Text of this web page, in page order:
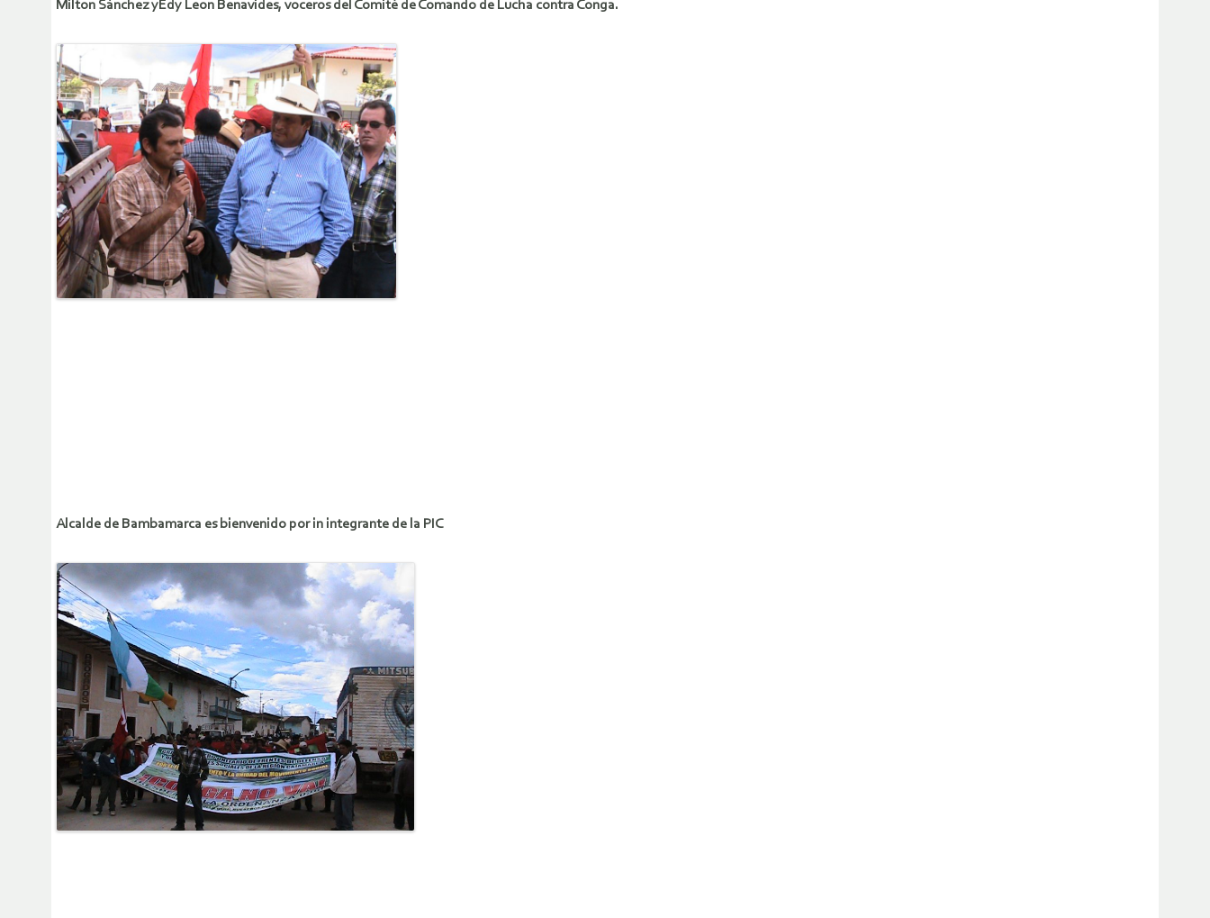
Milton Sánchez yEdy Leon Benavides, voceros del Comité de Comando de Lucha contra Conga.
Alcalde de Bambamarca es bienvenido por in integrante de la PIC